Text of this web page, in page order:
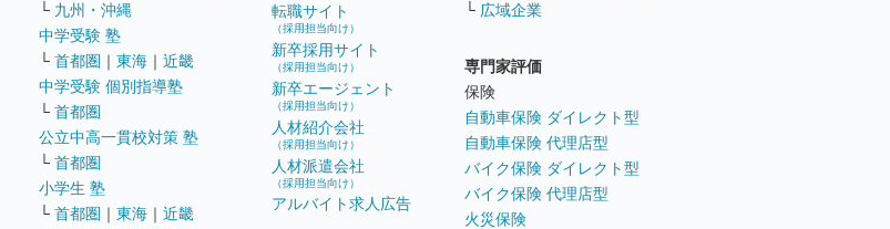
└ 九州・沖縄
中学受験 塾
└ 首都圏 ｜ 東海 ｜ 近畿
中学受験 個別指導塾
└ 首都圏
公立中高一貫校対策 塾
└ 首都圏
小学生 塾
└ 首都圏 ｜ 東海 ｜ 近畿
転職サイト
（採用担当向け）
新卒採用サイト
（採用担当向け）
新卒エージェント
（採用担当向け）
人材紹介会社
（採用担当向け）
人材派遣会社
（採用担当向け）
アルバイト求人広告
└ 広域企業
専門家評価
保険
自動車保険 ダイレクト型
自動車保険 代理店型
バイク保険 ダイレクト型
バイク保険 代理店型
火災保険